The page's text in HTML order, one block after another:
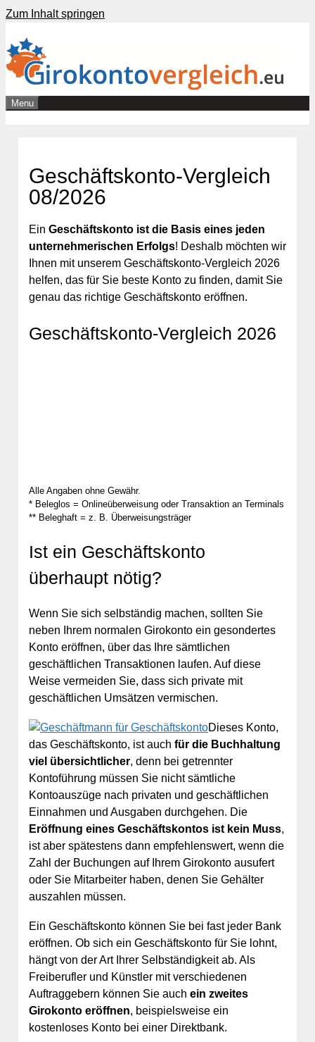
Zum Inhalt springen
Menu
Geschäftskonto-Vergleich
08/2026
Ein Geschäftskonto ist die Basis eines jeden
unternehmerischen Erfolgs! Deshalb möchten wir
Ihnen mit unserem Geschäftskonto-Vergleich 2026
helfen, das für Sie beste Konto zu finden, damit Sie
genau das richtige Geschäftskonto eröffnen.
Geschäftskonto-Vergleich 2026
Alle Angaben ohne Gewähr.
* Beleglos = Onlineüberweisung oder Transaktion an Terminals
** Beleghaft = z. B. Überweisungsträger
Ist ein Geschäftskonto
überhaupt nötig?
Wenn Sie sich selbständig machen, sollten Sie
neben Ihrem normalen Girokonto ein gesondertes
Konto eröffnen, über das Ihre sämtlichen
geschäftlichen Transaktionen laufen. Auf diese
Weise vermeiden Sie, dass sich private mit
geschäftlichen Umsätzen vermischen.
Dieses Konto,
das Geschäftskonto, ist auch für die Buchhaltung
viel übersichtlicher, denn bei getrennter
Kontoführung müssen Sie nicht sämtliche
Kontoauszüge nach privaten und geschäftlichen
Einnahmen und Ausgaben durchgehen. Die
Eröffnung eines Geschäftskontos ist kein Muss,
ist aber spätestens dann empfehlenswert, wenn die
Zahl der Buchungen auf Ihrem Girokonto ausufert
oder Sie Mitarbeiter haben, denen Sie Gehälter
auszahlen müssen.
Ein Geschäftskonto können Sie bei fast jeder Bank
eröffnen. Ob sich ein Geschäftskonto für Sie lohnt,
hängt von der Art Ihrer Selbständigkeit ab. Als
Freiberufler und Künstler mit verschiedenen
Auftraggebern können Sie auch ein zweites
Girokonto eröffnen, beispielsweise ein
kostenloses Konto bei einer Direktbank.